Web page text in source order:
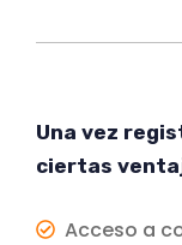
Una vez
ciertas
Acceso a